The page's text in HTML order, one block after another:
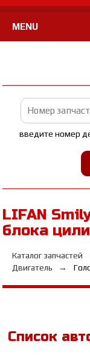
MENU
введите номер
LIFAN
блока
Каталог запчастей
Двигатель
Список